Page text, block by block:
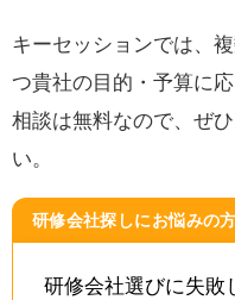
キーセッションでは、
つ貴社の目的・予算に
相談は無料なので、ぜ
い。
研修会社探しにお悩みの
研修会社選びに失敗